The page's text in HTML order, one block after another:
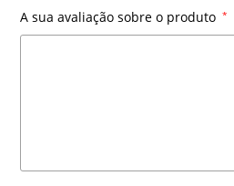
A sua avaliação sobre o produto *